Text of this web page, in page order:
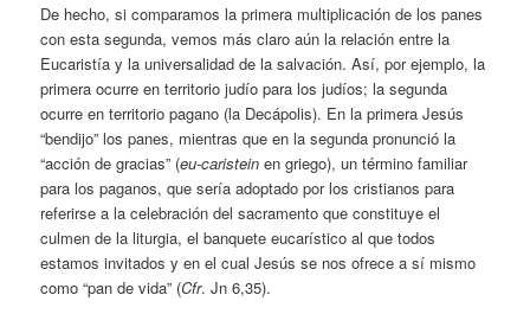
De hecho, si comparamos la primera multiplicación de los panes
con esta segunda, vemos más claro aún la relación entre la
Eucaristía y la universalidad de la salvación. Así, por ejemplo, la
primera ocurre en territorio judío para los judíos; la segunda
ocurre en territorio pagano (la Decápolis). En la primera Jesús
“bendijo” los panes, mientras que en la segunda pronunció la
“acción de gracias” (eu-caristein en griego), un término familiar
para los paganos, que sería adoptado por los cristianos para
referirse a la celebración del sacramento que constituye el
culmen de la liturgia, el banquete eucarístico al que todos
estamos invitados y en el cual Jesús se nos ofrece a sí mismo
como “pan de vida” (Cfr. Jn 6,35).